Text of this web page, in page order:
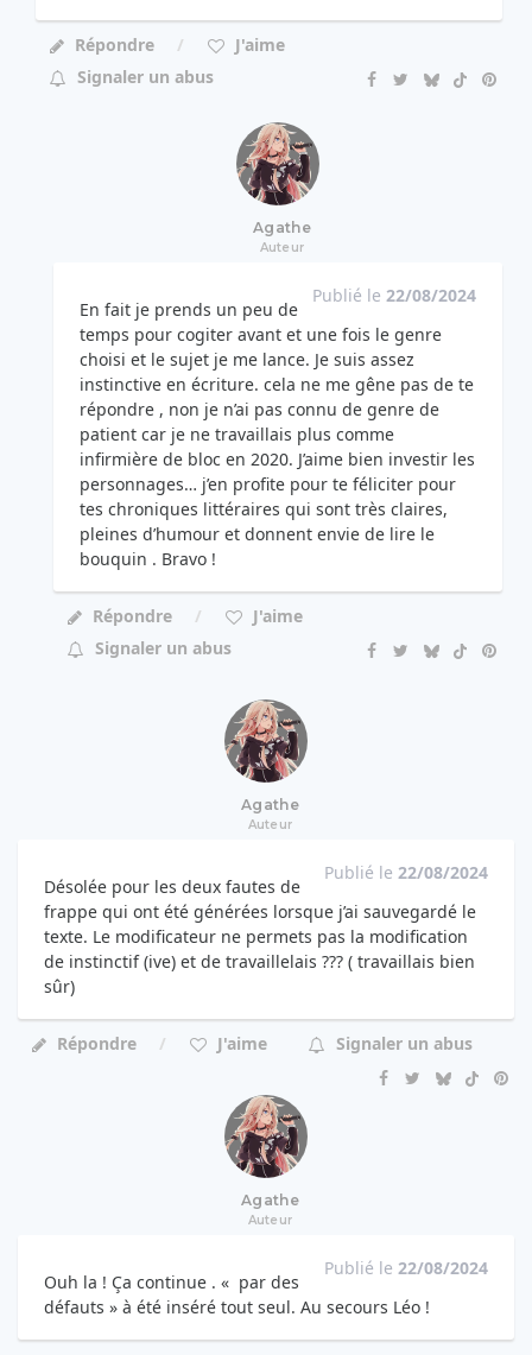
Répondre
J'aime
Signaler un abus
Agathe
Auteur
Publié le 22/08/2024
En fait je prends un peu de
temps pour cogiter avant et une fois le genre
choisi et le sujet je me lance. Je suis assez
instinctive en écriture. cela ne me gêne pas de te
répondre , non je n’ai pas connu de genre de
patient car je ne travaillais plus comme
infirmière de bloc en 2020. J’aime bien investir les
personnages… j’en profite pour te féliciter pour
tes chroniques littéraires qui sont très claires,
pleines d’humour et donnent envie de lire le
bouquin . Bravo !
Répondre
J'aime
Signaler un abus
Agathe
Auteur
Publié le 22/08/2024
Désolée pour les deux fautes de
frappe qui ont été générées lorsque j’ai sauvegardé le
texte. Le modificateur ne permets pas la modification
de instinctif (ive) et de travaillelais ??? ( travaillais bien
sûr)
Répondre J'aime Signaler un abus
Agathe
Auteur
Publié le 22/08/2024
Ouh la ! Ça continue . « par des
défauts » à été inséré tout seul. Au secours Léo !